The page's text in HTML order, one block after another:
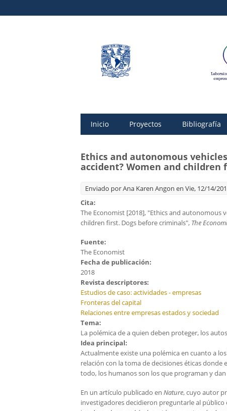
Inicio Proyectos Bibliografía
Ethics and autonomous
accident? Women and children
Enviado porAna Karen Angon en Vie, 12/14/
Cita:
The Economist [2018], "Ethics and autonomous
children first. Dogs before criminals", The
Fuente:
The Economist
Fecha de publicación:
2018
Revista descriptores:
Estudios de caso: actividades - empresas
Fronteras del capital
Relaciones entre empresas estados y sociedad
Tema:
La polémica de a quien deben proteger, los
Idea principal:
Actualmente existe una polémica en cuanto a
relación con la toma de decisiones éticas donde
todo, los humanos son los que programan y
En un artículo publicado en Nature, cuyo autor
investigadores decidieron preguntarle al público